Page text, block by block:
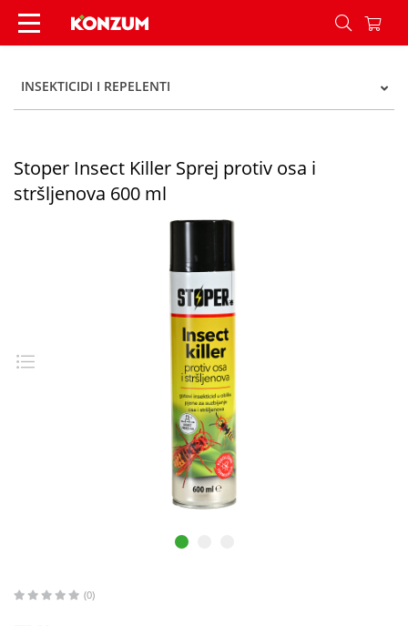
Stoper Insect Killer Sprej protiv osa i stršljenova
INSEKTICIDI I REPELENTI
Stoper Insect Killer Sprej protiv osa i
stršljenova 600 ml
(0)